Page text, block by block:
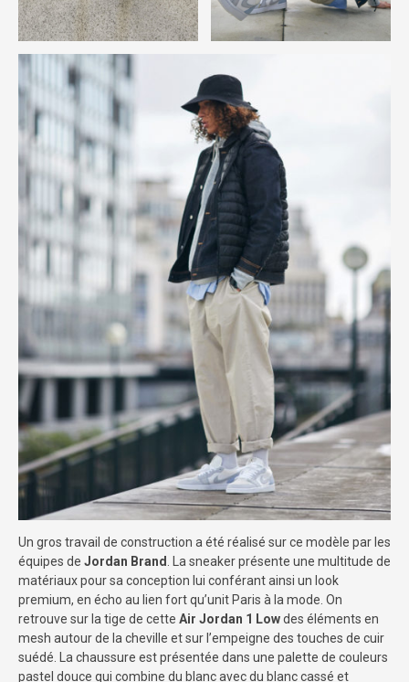
Un gros travail de construction a été réalisé sur ce modèle par les
équipes de Jordan Brand. La sneaker présente une multitude de
matériaux pour sa conception lui conférant ainsi un look
premium, en écho au lien fort qu’unit Paris à la mode. On
retrouve sur la tige de cette Air Jordan 1 Lowdes éléments en
mesh autour de la cheville et sur l’empeigne des touches de cuir
suédé. La chaussure est présentée dans une palette de couleurs
pastel douce qui combine du blanc avec du blanc cassé et